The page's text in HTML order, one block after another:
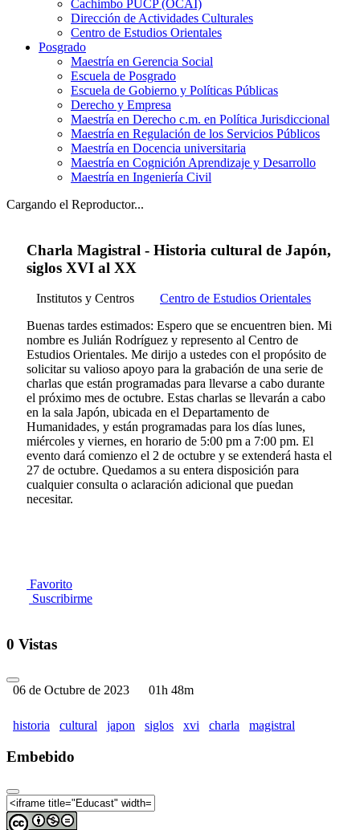
Cachimbo PUCP (OCAI)
Dirección de Actividades Culturales
Centro de Estudios Orientales
Posgrado
Maestría en Gerencia Social
Escuela de Posgrado
Escuela de Gobierno y Políticas Públicas
Derecho y Empresa
Maestría en Derecho c.m. en Política Jurisdiccional
Maestría en Regulación de los Servicios Públicos
Maestría en Docencia universitaria
Maestría en Cognición Aprendizaje y Desarrollo
Maestría en Ingeniería Civil
Cargando el Reproductor...
Charla Magistral - Historia cultural de Japón,
siglos XVI al XX
Institutos y Centros
Centro de Estudios Orientales
Buenas tardes estimados: Espero que se encuentren bien. Mi
nombre es Julián Rodríguez y represento al Centro de
Estudios Orientales. Me dirijo a ustedes con el propósito de
solicitar su valioso apoyo para la grabación de una serie de
charlas que están programadas para llevarse a cabo durante
el próximo mes de octubre. Estas charlas se llevarán a cabo
en la sala Japón, ubicada en el Departamento de
Humanidades, y están programadas para los días lunes,
miércoles y viernes, en horario de 5:00 pm a 7:00 pm. El
evento dará comienzo el 2 de octubre y se extenderá hasta el
27 de octubre. Quedamos a su entera disposición para
cualquier consulta o aclaración adicional que puedan
necesitar.
Favorito
Suscribirme
0 Vistas
06 de Octubre de 2023 01h 48m
historia cultural japon siglos xvi charla magistral
Embebido